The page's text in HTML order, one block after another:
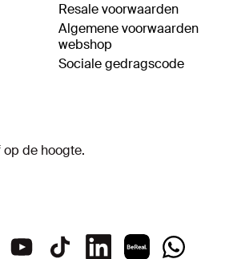
Resale voorwaarden
Algemene voorwaarden
webshop
Sociale gedragscode
de hoogte.